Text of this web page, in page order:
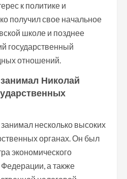
к политике и
получил свое начальное
школе и позднее
государственный
отношений.
Николай
несколько высоких
органах. Он был
экономического
а также